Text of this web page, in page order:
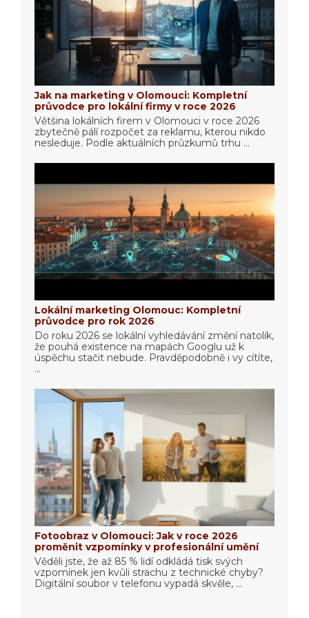
Jak na marketing v Olomouci: Kompletní
průvodce pro lokální firmy v roce 2026
Většina lokálních firem v Olomouci v roce 2026
zbytečně pálí rozpočet za reklamu, kterou nikdo
nesleduje. Podle aktuálních průzkumů trhu ...
Lokální marketing Olomouc: Kompletní
průvodce pro rok 2026
Do roku 2026 se lokální vyhledávání změní natolik,
že pouhá existence na mapách Googlu už k
úspěchu stačit nebude. Pravděpodobně i vy cítíte,
...
Fotoobraz v Olomouci: Jak v roce 2026
proměnit vzpomínky v profesionální umění
Věděli jste, že až 85 % lidí odkládá tisk svých
vzpomínek jen kvůli strachu z technické chyby?
Digitální soubor v telefonu vypadá skvěle, ...